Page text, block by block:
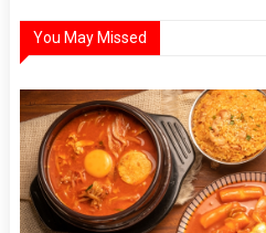
You May Missed